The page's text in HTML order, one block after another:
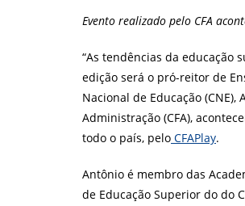
Evento realizado pelo CFA
“As tendências da educação
edição será o pró-reitor de
Nacional de Educação
Administração (CFA),
todo o país, pelo CFAPlay.
Antônio é membro das
de Educação Superior do do